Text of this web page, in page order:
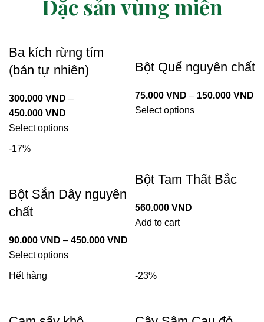
Đặc sản vùng miền
Ba kích rừng tím
(bán tự nhiên)
300.000 VND –
450.000 VND
Select options
Bột Quế nguyên chất
75.000 VND – 150.000 VND
Select options
-17%
Bột Sắn Dây nguyên
chất
90.000 VND – 450.000 VND
Select options
Bột Tam Thất Bắc
560.000 VND
Add to cart
Hết hàng -23%